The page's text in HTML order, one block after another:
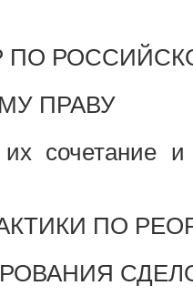
ПРАВУ
и
ПО
СДЕЛОК